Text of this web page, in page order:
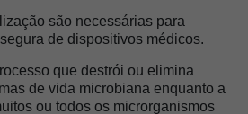
são necessárias para
de dispositivos médicos.
que destrói ou elimina
de vida microbiana enquanto a
ou todos os microrganismos